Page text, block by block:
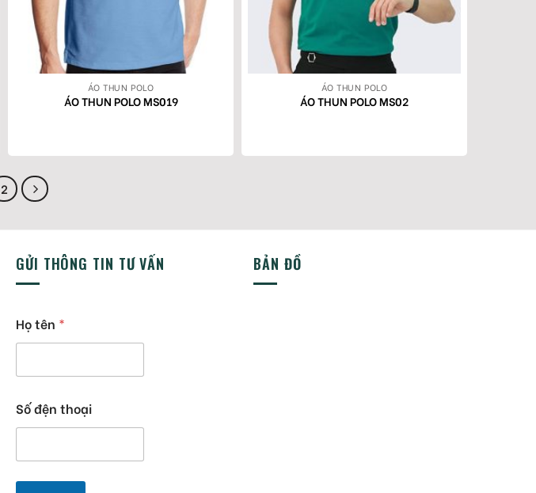
ÁO THUN POLO
ÁO THUN POLO MS019
ÁO THUN POLO
ÁO THUN POLO MS02
2
GỬI THÔNG TIN TƯ VẤN
Họ tên *
Số đện thoại
BẢN ĐỒ